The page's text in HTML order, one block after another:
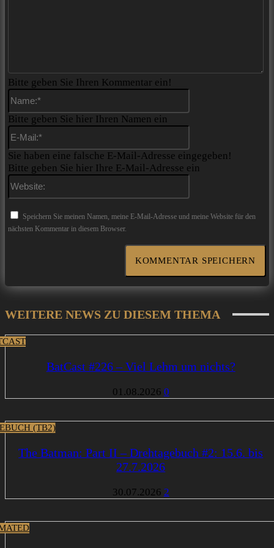
Bitte geben Sie Ihren Kommentar ein!
Bitte geben Sie hier Ihren Namen ein
Sie haben eine falsche E-Mail-Adresse eingegeben!
Bitte geben Sie hier Ihre E-Mail-Adresse ein
Speichern Sie meinen Namen, meine E-Mail-Adresse und meine Website für den
nächsten Kommentar in diesem Browser.
WEITERE NEWS ZU DIESEM THEMA
BatCast #226 – Viel Lehm um nichts?
01.08.2026 0
(TB2)
The Batman: Part II – Drehtagebuch #2: 15.6. bis
27.7.2026
30.07.2026 2